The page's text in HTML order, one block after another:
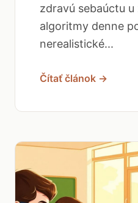
zdravú sebaúctu
algoritmy denne
nerealistické...
Čítať článok →